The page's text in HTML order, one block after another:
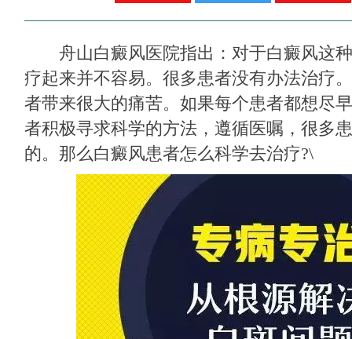
舟山白癜风医院指出：对于白癜风这
疗起来并不容易。很多患者没有办法治疗
者带来很大的痛苦。如果每个患者都想尽
者积极寻求科学的方法，遵循医嘱，很多
的。那么白癜风患者怎么科学去治疗?\